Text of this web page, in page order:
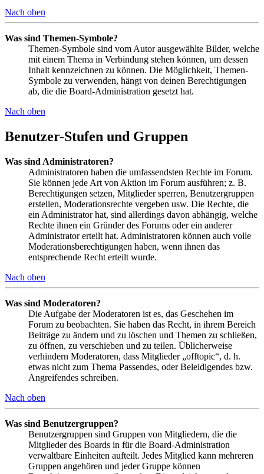
Nach oben
Was sind Themen-Symbole?
Themen-Symbole sind vom Autor ausgewählte Bilder, welche
mit einem Thema in Verbindung stehen können, um dessen
Inhalt kennzeichnen zu können. Die Möglichkeit, Themen-
Symbole zu verwenden, hängt von deinen Berechtigungen
ab, die die Board-Administration gesetzt hat.
Nach oben
Benutzer-Stufen und Gruppen
Was sind Administratoren?
Administratoren haben die umfassendsten Rechte im Forum.
Sie können jede Art von Aktion im Forum ausführen; z. B.
Berechtigungen setzen, Mitglieder sperren, Benutzergruppen
erstellen, Moderationsrechte vergeben usw. Die Rechte, die
ein Administrator hat, sind allerdings davon abhängig, welche
Rechte ihnen ein Gründer des Forums oder ein anderer
Administrator erteilt hat. Administratoren können auch volle
Moderationsberechtigungen haben, wenn ihnen das
entsprechende Recht erteilt wurde.
Nach oben
Was sind Moderatoren?
Die Aufgabe der Moderatoren ist es, das Geschehen im
Forum zu beobachten. Sie haben das Recht, in ihrem Bereich
Beiträge zu ändern und zu löschen und Themen zu schließen,
zu öffnen, zu verschieben und zu teilen. Üblicherweise
verhindern Moderatoren, dass Mitglieder „offtopic“, d. h.
etwas nicht zum Thema Passendes, oder Beleidigendes bzw.
Angreifendes schreiben.
Nach oben
Was sind Benutzergruppen?
Benutzergruppen sind Gruppen von Mitgliedern, die die
Mitglieder des Boards in für die Board-Administration
verwaltbare Einheiten aufteilt. Jedes Mitglied kann mehreren
Gruppen angehören und jeder Gruppe können